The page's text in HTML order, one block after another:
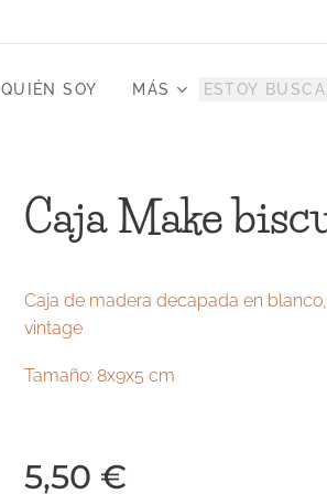
QUIÉN SOY MÁS
Caja Make
Caja de madera decapada en
vintage
Tamaño: 8x9x5 cm
5,50 €